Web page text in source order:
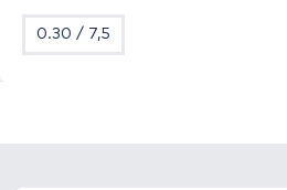
már legendás.
0.30 / 7,5